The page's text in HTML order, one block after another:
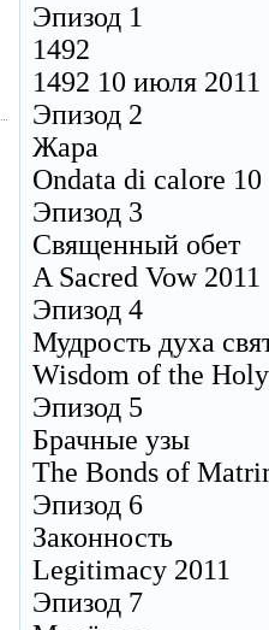
Эпизод 1
1492
1492 10 июля 2011
Эпизод 2
Жара
Ondata di calore
Эпизод 3
Священный обет
A Sacred Vow 2011
Эпизод 4
Мудрость духа
Wisdom of the
Эпизод 5
Брачные узы
The Bonds of
Эпизод 6
Законность
Legitimacy 2011
Эпизод 7